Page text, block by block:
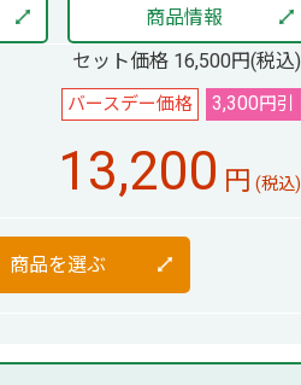
商品情報
セット価格 16,500円(税込)
バースデー価格 3,300円引
13,200 円 (税込)
商品を選ぶ